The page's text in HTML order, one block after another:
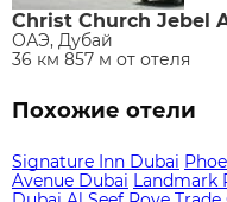
Christ Church Jebel
ОАЭ, Дубай
36 км 857 м от отеля
Похожие отели
Signature Inn Dubai
Avenue Dubai Landmark